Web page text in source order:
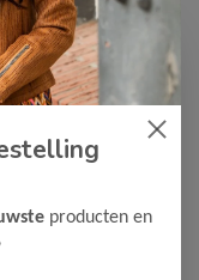
dan alsjeblieft het
mogelijk
producten en